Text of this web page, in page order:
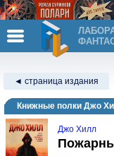
◄ страница издания
Книжные полки Джо
Джо Хилл